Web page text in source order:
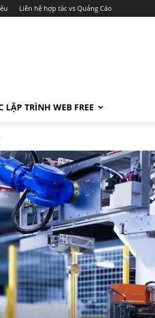
Liên hệ hợp tác vs Quảng Cáo
LẬP TRÌNH WEB FREE